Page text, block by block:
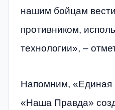
нашим бойцам
противником,
технологии», –
Напомним, «Единая
«Наша Правда»